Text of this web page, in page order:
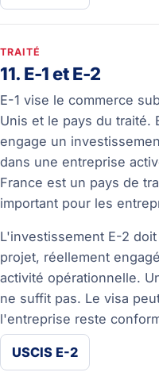
TRAITÉ
11. E-1 et E-2
E-1 vise le commerce
Unis et le pays du traité.
engage un
dans une entreprise
France est un pays de
important pour les
L'investissement E-2
projet, réellement
activité opérationnelle.
ne suffit pas. Le visa
l'entreprise reste
USCIS E-2